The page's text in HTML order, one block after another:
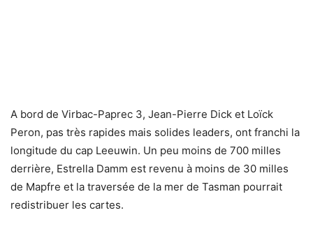
A bord de Virbac-Paprec 3, Jean-Pierre Dick et Loïck
Peron, pas très rapides mais solides leaders, ont franchi la
longitude du cap Leeuwin. Un peu moins de 700 milles
derrière, Estrella Damm est revenu à moins de 30 milles
de Mapfre et la traversée de la mer de Tasman pourrait
redistribuer les cartes.